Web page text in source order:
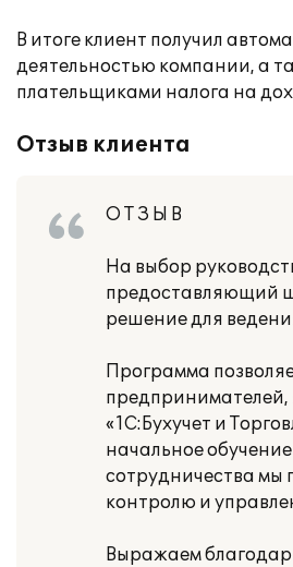
В итоге клиент получил
деятельностью компании, а
плательщиками налога на
Отзыв клиента
О Т З Ы В
На выбор
предоставляющий
решение для
Программа
«1С:Бухучет и
начальное
сотрудничества мы
контролю и
Выражаем